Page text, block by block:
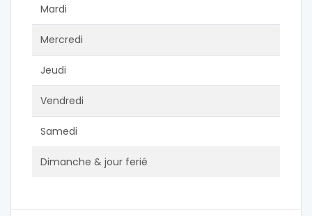
Mardi
Mercredi
Jeudi
Vendredi
Samedi
Dimanche & jour ferié